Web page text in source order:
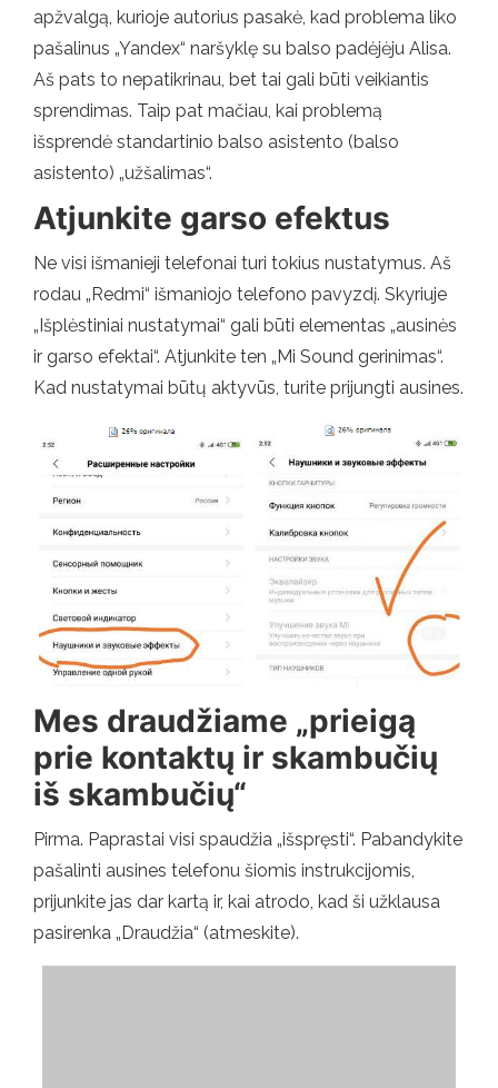
apžvalgą, kurioje autorius pasakė, kad problema liko
pašalinus „Yandex“ naršyklę su balso padėjėju Alisa.
Aš pats to nepatikrinau, bet tai gali būti veikiantis
sprendimas. Taip pat mačiau, kai problemą
išsprendė standartinio balso asistento (balso
asistento) „užšalimas“.
Atjunkite garso efektus
Ne visi išmanieji telefonai turi tokius nustatymus. Aš
rodau „Redmi“ išmaniojo telefono pavyzdį. Skyriuje
„Išplėstiniai nustatymai“ gali būti elementas „ausinės
ir garso efektai“. Atjunkite ten „Mi Sound gerinimas“.
Kad nustatymai būtų aktyvūs, turite prijungti ausines.
Mes draudžiame „prieigą
prie kontaktų ir skambučių
iš skambučių“
Pirma. Paprastai visi spaudžia „išspręsti“. Pabandykite
pašalinti ausines telefonu šiomis instrukcijomis,
prijunkite jas dar kartą ir, kai atrodo, kad ši užklausa
pasirenka „Draudžia“ (atmeskite).